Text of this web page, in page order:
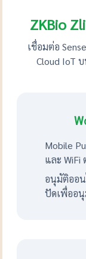
ZKBio
เชื่อมต่อ
Cloud IoT
Mobile
และ WiFi
อนุมัติออน
ปัดเพื่ออ